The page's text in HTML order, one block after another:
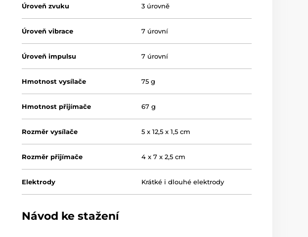
Úroveň zvuku 3 úrovně
Úroveň vibrace 7 úrovní
Úroveň impulsu 7 úrovní
Hmotnost vysílače 75 g
Hmotnost přijímače 67 g
Rozměr vysílače 5 x 12,5 x 1,5 cm
Rozměr přijímače 4 x 7 x 2,5 cm
Elektrody Krátké i dlouhé elektrody
Návod ke stažení